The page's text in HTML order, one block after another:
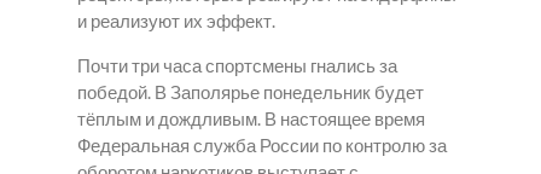
и реализуют их эффект.
Почти три часа спортсмены гнались за
победой. В Заполярье понедельник будет
тёплым и дождливым. В настоящее время
Федеральная служба России по контролю за